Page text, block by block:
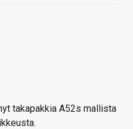
takapakkia A52s mallista